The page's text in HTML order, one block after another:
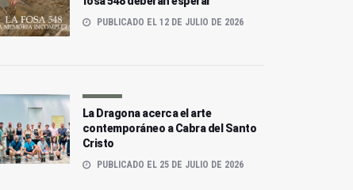
PUBLICADO EL 12 DE JULIO DE 2026
La Dragona acerca el arte
contemporáneo a Cabra del Santo
Cristo
PUBLICADO EL 25 DE JULIO DE 2026